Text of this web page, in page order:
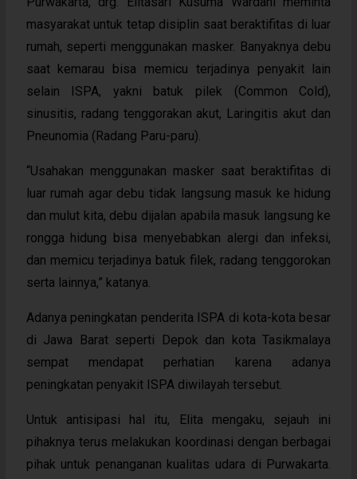
masyarakat untuk tetap disiplin saat beraktifitas di luar
rumah, seperti menggunakan masker. Banyaknya debu
saat kemarau bisa memicu terjadinya penyakit lain
selain ISPA, yakni batuk pilek (Common Cold),
sinusitis, radang tenggorakan akut, Laringitis akut dan
Pneunomia (Radang Paru-paru).
“Usahakan menggunakan masker saat beraktifitas di
luar rumah agar debu tidak langsung masuk ke hidung
dan mulut kita, debu dijalan apabila masuk langsung ke
rongga hidung bisa menyebabkan alergi dan infeksi,
dan memicu terjadinya batuk filek, radang tenggorokan
serta lainnya,” katanya.
Adanya peningkatan penderita ISPA di kota-kota besar
di Jawa Barat seperti Depok dan kota Tasikmalaya
sempat mendapat perhatian karena adanya
peningkatan penyakit ISPA diwilayah tersebut.
Untuk antisipasi hal itu, Elita mengaku, sejauh ini
pihaknya terus melakukan koordinasi dengan berbagai
pihak untuk penanganan kualitas udara di Purwakarta.